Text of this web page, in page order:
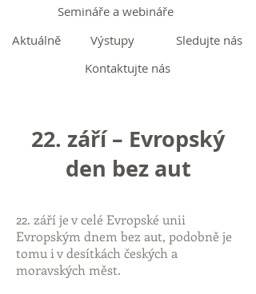
22. září – Evropský
den bez aut
22. září je v celé Evropské unii
Evropským dnem bez aut, podobně je
tomu i v desítkách českých a
moravských měst.
Semináře a webináře
Aktuálně
Výstupy
Sledujte nás
Kontaktujte nás